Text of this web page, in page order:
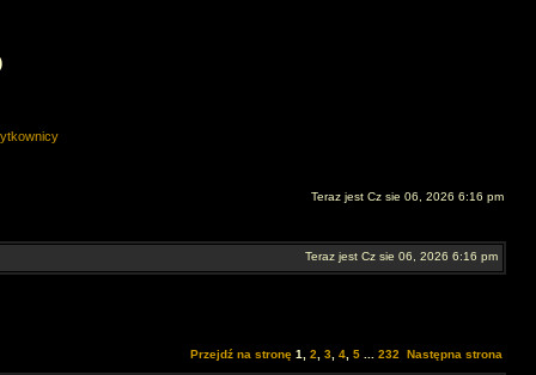
Teraz jest Cz sie 06, 2026 6:16 pm
Teraz jest Cz sie 06, 2026 6:16 pm
Przejdź na stronę 1 2 3 4 5 232 Następna strona